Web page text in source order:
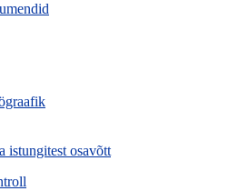
istungitest osavõtt